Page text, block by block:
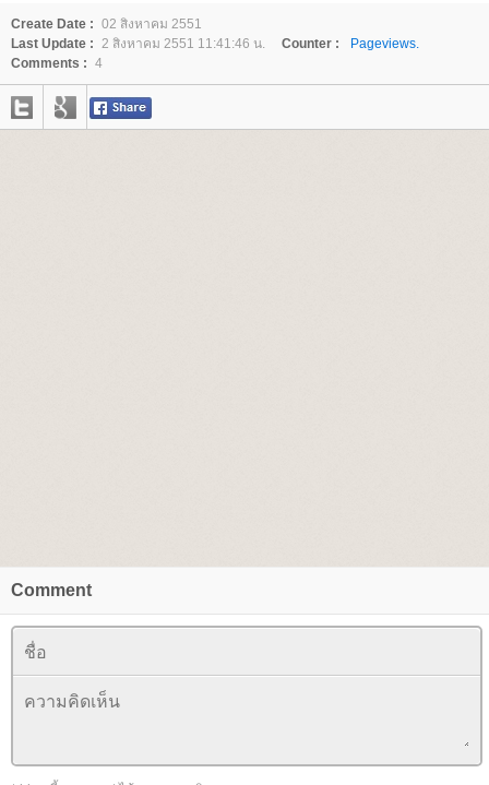
Create Date : 02 สิงหาคม 2551
Last Update :
2 สิงหาคม 2551 11:41:46 น. Counter :
Pageviews.
Comments : 4
Comment